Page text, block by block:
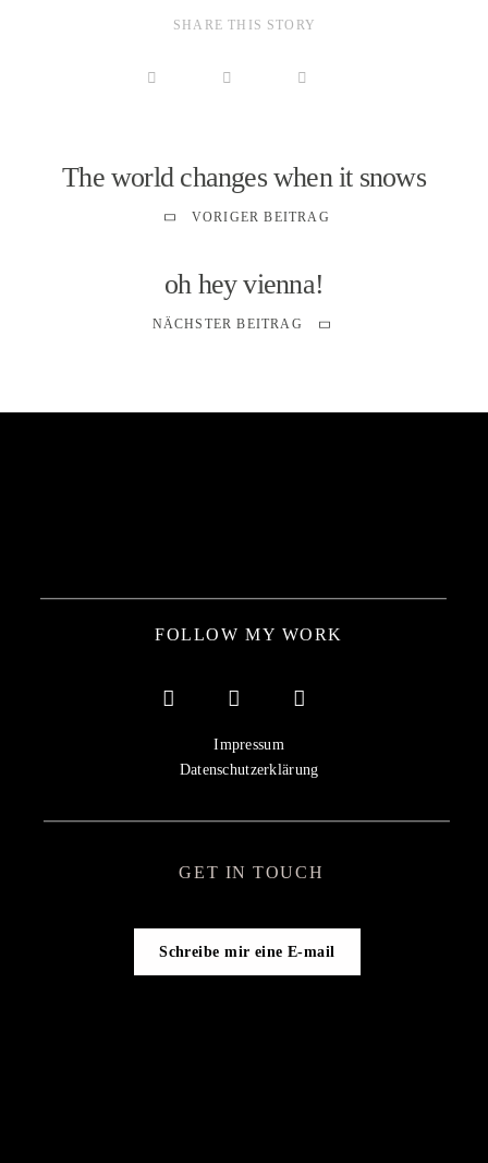
SHARE THIS STORY
The world changes when it snows
VORIGER BEITRAG
oh hey vienna!
NÄCHSTER BEITRAG
FOLLOW MY WORK
GET IN TOUCH
Schreibe mir eine E-mail
Impressum
Datenschutzerklärung